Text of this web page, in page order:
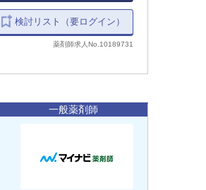
検討リスト（要ログイン）
薬剤師求人No.10189731
一般薬剤師